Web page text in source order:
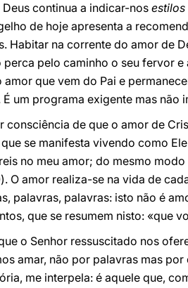
continua a indicar-nos
de hoje apresenta a
Habitar na corrente do amor de
pelo caminho o seu fervor e
que vem do Pai e
um programa exigente mas não
consciência de que o amor de
se manifesta vivendo como
no meu amor; do mesmo
O amor realiza-se na vida de
palavras, palavras: isto não é
que se resumem nisto: «que
o Senhor ressuscitado nos
amar, não por palavras mas
me interpela: é aquele que,